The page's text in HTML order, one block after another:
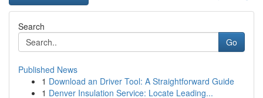
Search
Go
Published News
1 Download an Driver Tool: A Straightforward Guide
1 Denver Insulation Service: Locate Leading...